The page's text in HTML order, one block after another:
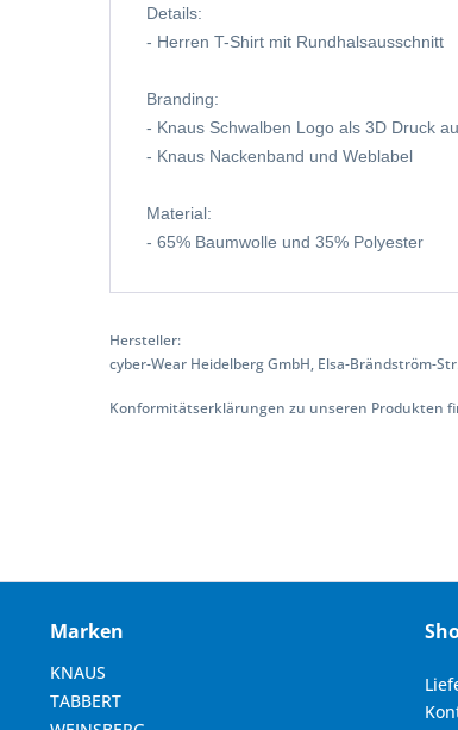
Details:
- Herren T-Shirt mit Rundhalsausschnitt
Branding:
- Knaus Schwalben Logo als 3D Druck
- Knaus Nackenband und Weblabel
Material:
- 65% Baumwolle und 35% Polyester
Hersteller:
cyber-Wear Heidelberg GmbH, Elsa-Brändström-
Konformitätserklärungen zu unseren Produkten
Marken
KNAUS
TABBERT